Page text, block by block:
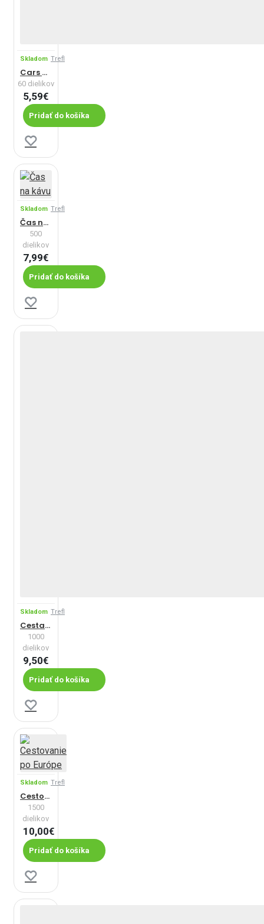
Skladom Trefl
Cars – Životné preteky
60 dielikov
5,59€
Pridať do košíka
Skladom Trefl
Čas na kávu
500
dielikov
7,99€
Pridať do košíka
Skladom Trefl
Cesta vlakom
1000
dielikov
9,50€
Pridať do košíka
Skladom Trefl
Cestovanie po Európe
1500
dielikov
10,00€
Pridať do košíka